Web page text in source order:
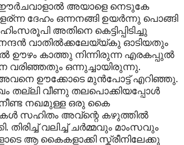
ഈര്‍ചവാളാല്‍ അയാളെ നെടുകേ
ദേഹം ഒന്നനങ്ങി ഉയര്‍ന്നു പൊങ്ങി
അതിനെ കെട്ടിപ്പിടിച്ചു
നന്ദന്‍ വാതില്‍ക്കലേയ്യ്കു ഓടിയതും
ഊഴം കാത്തു നിന്നിരുന്ന എരകപ്പുല്‍
ഒന്നുച്ചായിരുന്നു.
ഊക്കോടെ മുന്‍പോട്ട് എറിഞ്ഞു.
തല്ലി വീണു തലപൊക്കിയപ്പോള്‍
നീണ്ട നഖമുള്ള ഒരു കൈ
സഹിതം അവ്ന്റെ കഴുത്തില്‍
തിരിച്ച് വലിച്ച് ചര്‍മ്മവും മാംസവും
ആ കൈകളാക്കി സ്ക്രീനിലേക്കു